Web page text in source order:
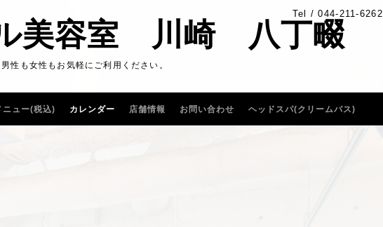
Tel / 044-211-6262
美容室 川崎 八丁畷
男性も女性もお気軽にご利用ください。
ニュー(税込) カレンダー 店舗情報 お問い合わせ ヘッドスパ(クリームバス)